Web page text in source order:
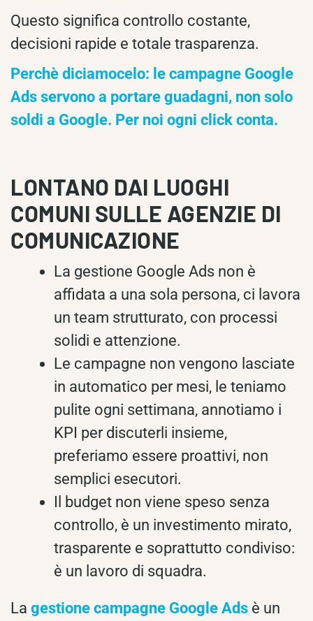
Questo significa controllo costante,
decisioni rapide e totale trasparenza.
Perchè diciamocelo: le campagne Google
Ads servono a portare guadagni, non solo
soldi a Google. Per noi ogni click conta.
LONTANO DAI LUOGHI
COMUNI SULLE AGENZIE DI
COMUNICAZIONE
La gestione Google Ads non è
affidata a una sola persona, ci lavora
un team strutturato, con processi
solidi e attenzione.
Le campagne non vengono lasciate
in automatico per mesi, le teniamo
pulite ogni settimana, annotiamo i
KPI per discuterli insieme,
preferiamo essere proattivi, non
semplici esecutori.
Il budget non viene speso senza
controllo, è un investimento mirato,
trasparente e soprattutto condiviso:
è un lavoro di squadra.
La gestione campagne Google Ads è un